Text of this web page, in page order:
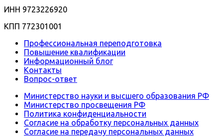
ИНН 9723226920
КПП 772301001
Профессиональная переподготовка
Повышение квалификации
Информационный блог
Контакты
Вопрос-ответ
Министерство науки и высшего образования РФ
Министерство просвещения РФ
Политика конфиденциальности
Согласие на обработку персональных данных
Согласие на передачу персональных данных